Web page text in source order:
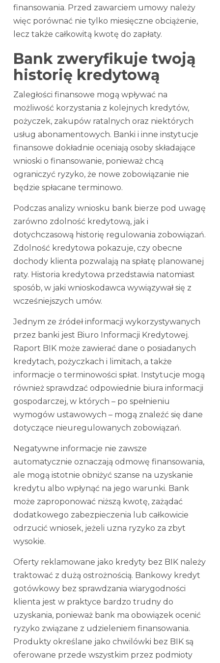
finansowania. Przed zawarciem umowy należy
więc porównać nie tylko miesięczne obciążenie,
lecz także całkowitą kwotę do zapłaty.
Bank zweryfikuje twoją
historię kredytową
Zaległości finansowe mogą wpływać na
możliwość korzystania z kolejnych kredytów,
pożyczek, zakupów ratalnych oraz niektórych
usług abonamentowych. Banki i inne instytucje
finansowe dokładnie oceniają osoby składające
wnioski o finansowanie, ponieważ chcą
ograniczyć ryzyko, że nowe zobowiązanie nie
będzie spłacane terminowo.
Podczas analizy wniosku bank bierze pod uwagę
zarówno zdolność kredytową, jak i
dotychczasową historię regulowania zobowiązań.
Zdolność kredytowa pokazuje, czy obecne
dochody klienta pozwalają na spłatę planowanej
raty. Historia kredytowa przedstawia natomiast
sposób, w jaki wnioskodawca wywiązywał się z
wcześniejszych umów.
Jednym ze źródeł informacji wykorzystywanych
przez banki jest Biuro Informacji Kredytowej.
Raport BIK może zawierać dane o posiadanych
kredytach, pożyczkach i limitach, a także
informacje o terminowości spłat. Instytucje mogą
również sprawdzać odpowiednie biura informacji
gospodarczej, w których – po spełnieniu
wymogów ustawowych – mogą znaleźć się dane
dotyczące nieuregulowanych zobowiązań.
Negatywne informacje nie zawsze
automatycznie oznaczają odmowę finansowania,
ale mogą istotnie obniżyć szanse na uzyskanie
kredytu albo wpłynąć na jego warunki. Bank
może zaproponować niższą kwotę, zażądać
dodatkowego zabezpieczenia lub całkowicie
odrzucić wniosek, jeżeli uzna ryzyko za zbyt
wysokie.
Oferty reklamowane jako kredyty bez BIK należy
traktować z dużą ostrożnością. Bankowy kredyt
gotówkowy bez sprawdzania wiarygodności
klienta jest w praktyce bardzo trudny do
uzyskania, ponieważ bank ma obowiązek ocenić
ryzyko związane z udzieleniem finansowania.
Produkty określane jako chwilówki bez BIK są
oferowane przede wszystkim przez podmioty